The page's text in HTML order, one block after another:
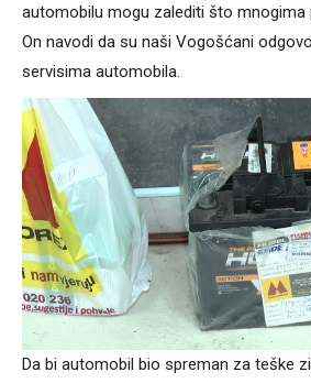
automobilu mogu zalediti što mnogima
On navodi da su naši Vogošćani
servisima automobila.
Da bi automobil bio spreman za teške